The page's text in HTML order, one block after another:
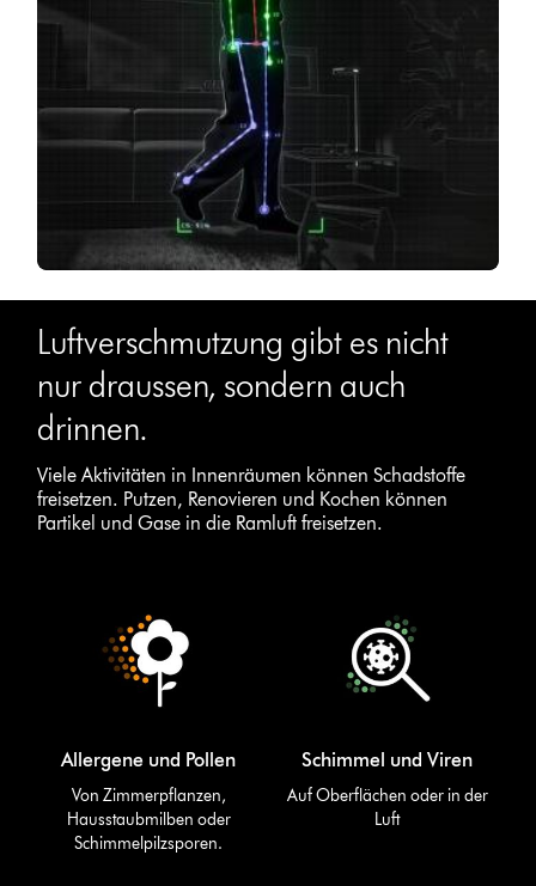
Luftverschmutzung gibt es nicht
nur draussen, sondern auch
drinnen.
Viele Aktivitäten in Innenräumen können Schadstoffe
freisetzen. Putzen, Renovieren und Kochen können
Partikel und Gase in die Ramluft freisetzen.
Allergene und Pollen
Von Zimmerpflanzen,
Hausstaubmilben oder
Schimmelpilzsporen.
Schimmel und Viren
Auf Oberflächen oder in der
Luft